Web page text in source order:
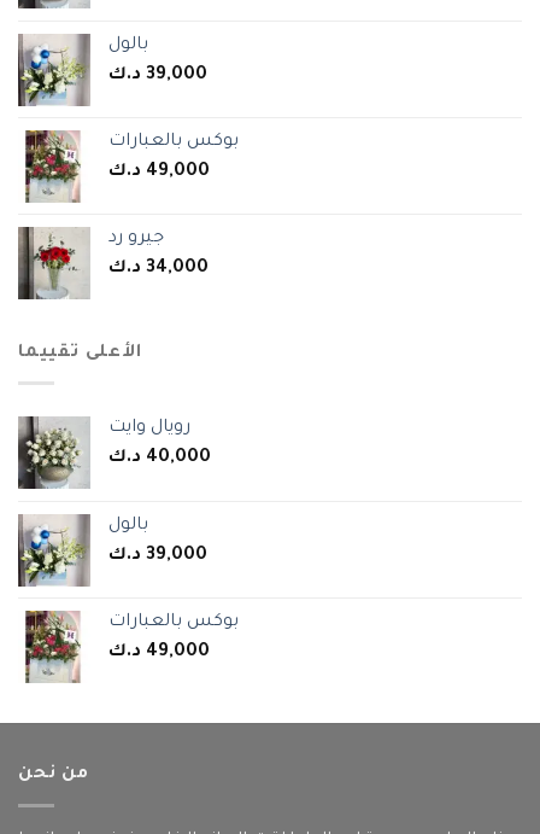
بالول
39,000 د.ك
بوكس بالعبارات
49,000 د.ك
جيرو رد
34,000 د.ك
الأعلى تقييما
رويال وايت
40,000 د.ك
بالول
39,000 د.ك
بوكس بالعبارات
49,000 د.ك
من نحن